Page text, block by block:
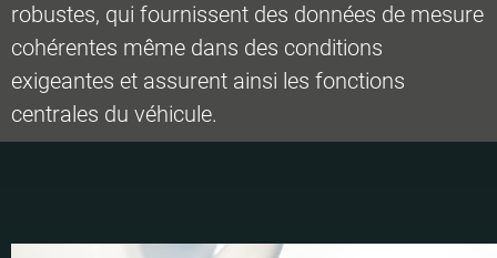
robustes, qui fournissent des données de mesure
cohérentes même dans des conditions
exigeantes et assurent ainsi les fonctions
centrales du véhicule.